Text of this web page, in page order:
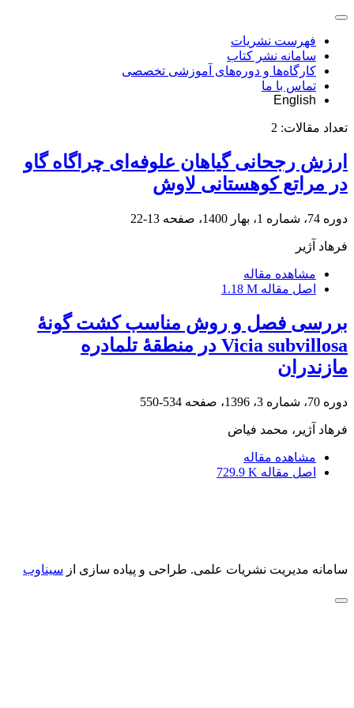
فهرست نشریات
سامانه نشر کتاب
کارگاه‌ها و دوره‌های آموزشی تخصصی
تماس با ما
English
تعداد مقالات: 2
ارزش رجحانی گیاهان علوفه‌ای چراگاه گاو
در مراتع کوهستانی لاوش
دوره 74، شماره 1، بهار 1400، صفحه 13-22
فرهاد آژیر
مشاهده مقاله
اصل مقاله 1.18 M
بررسی فصل و روش مناسب کشت گونۀ
Vicia subvillosa در منطقۀ تلمادره
مازندران
دوره 70، شماره 3، 1396، صفحه 534-550
فرهاد آژیر، محمد فیاض
مشاهده مقاله
اصل مقاله 729.9 K
سامانه مدیریت نشریات علمی. طراحی و پیاده سازی از سیناوب